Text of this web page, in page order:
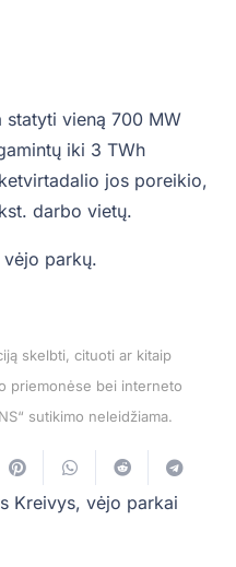
statyti vieną 700 MW
iki 3 TWh
jos poreikio,
darbo vietų.
parkų.
skelbti, cituoti ar kitaip
priemonėse bei interneto
sutikimo neleidžiama.
Kreivys, vėjo parkai